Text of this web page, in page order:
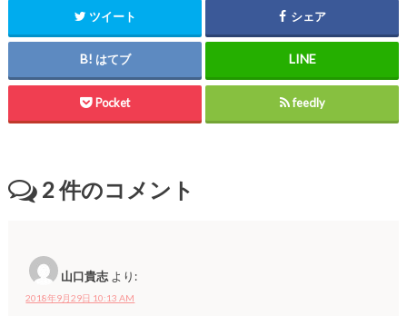
ツイート シェア
はてブ
Pocket feedly
2件のコメント
山口貴志 より:
2018年9月29日 10:13 AM